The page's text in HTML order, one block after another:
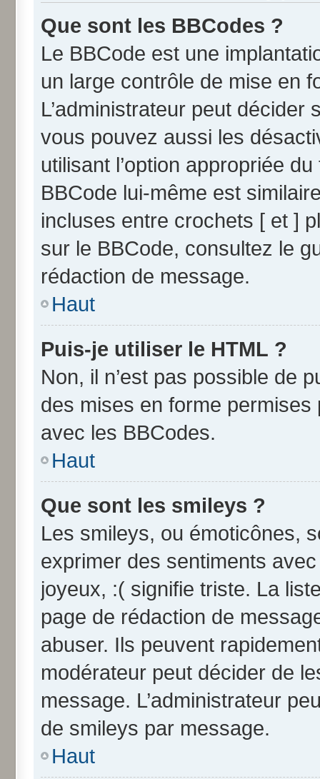
Que sont les BBCodes ?
Le BBCode est une
un large contrôle de mise en
L’administrateur peut
vous pouvez aussi les
utilisant l’option appropriée
BBCode lui-même est
incluses entre crochets [ et ]
sur le BBCode, consultez le
rédaction de message.
Haut
Puis-je utiliser le HTML ?
Non, il n’est pas possible de
des mises en forme
avec les BBCodes.
Haut
Que sont les smileys ?
Les smileys, ou émoticônes,
exprimer des sentiments
joyeux, :( signifie triste. La
page de rédaction de
abuser. Ils peuvent
modérateur peut décider de
message. L’administrateur
de smileys par message.
Haut